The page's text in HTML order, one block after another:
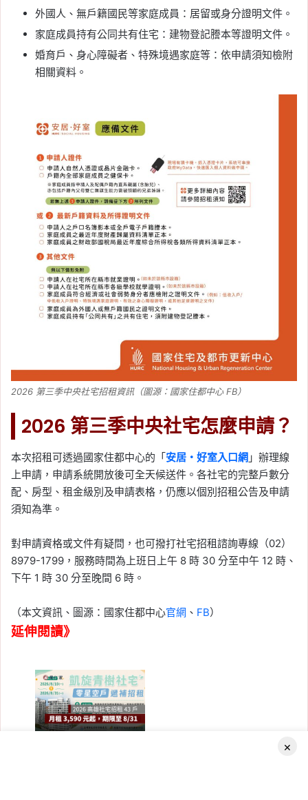
外國人、無戶籍國民等家庭成員：居留或身分證明文件。
家庭成員持有公同共有住宅：建物登記謄本等證明文件。
婚育戶、身心障礙者、特殊境遇家庭等：依申請須知檢附
相關資料。
2026 第三季中央社宅招租資訊（圖源：國家住都中心 FB）
2026 第三季中央社宅怎麼申請？
本次招租可透過國家住都中心的「 安居・好室入口網 」辦理線
上申請，申請系統開放後可全天候送件。各社宅的完整戶數分
配、房型、租金級別及申請表格，仍應以個別招租公告及申請
須知為準。
對申請資格或文件有疑問，也可撥打社宅招租諮詢專線（02）
8979-1799，服務時間為上班日上午 8 時 30 分至中午 12 時、
下午 1 時 30 分至晚間 6 時。
（本文資訊、圖源：國家住都中心官網 、 FB）
延伸閱讀》
×